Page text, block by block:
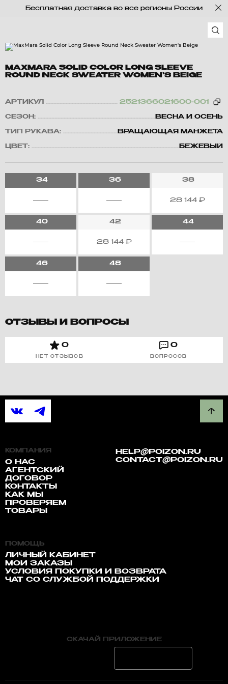
Бесплатная доставка во все регионы России
MAXMARA SOLID COLOR LONG SLEEVE
ROUND NECK SWEATER WOMEN'S BEIGE
АРТИКУЛ 2521366021600-001
СЕЗОН: ВЕСНА И ОСЕНЬ
ТИП РУКАВА: ВРАЩАЮЩАЯ МАНЖЕТА
ЦВЕТ: БЕЖЕВЫЙ
34 36 38
28 144 ₽
40 42
28 144 ₽
44
46 48
ОТЗЫВЫ И ВОПРОСЫ
0
НЕТ ОТЗЫВОВ
0
ВОПРОСОВ
КОМПАНИЯ
О НАС
АГЕНТСКИЙ
ДОГОВОР
КОНТАКТЫ
КАК МЫ
ПРОВЕРЯЕМ
ТОВАРЫ
HELP@POIZON.RU
CONTACT@POIZON.RU
ПОМОЩЬ
ЛИЧНЫЙ КАБИНЕТ
МОИ ЗАКАЗЫ
УСЛОВИЯ ПОКУПКИ И ВОЗВРАТА
ЧАТ СО СЛУЖБОЙ ПОДДЕРЖКИ
СКАЧАЙ ПРИЛОЖЕНИЕ